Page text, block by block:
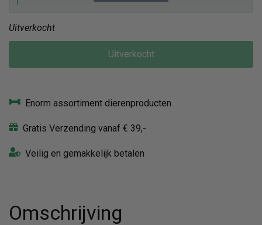
Uitverkocht
Uitverkocht
Enorm assortiment dierenproducten
Gratis Verzending vanaf € 39,-
Veilig en gemakkelijk betalen
Omschrijving